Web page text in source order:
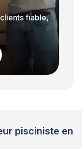
clients fiable,
pisciniste en